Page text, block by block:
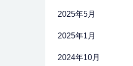
2025年5月
2025年1月
2024年10月